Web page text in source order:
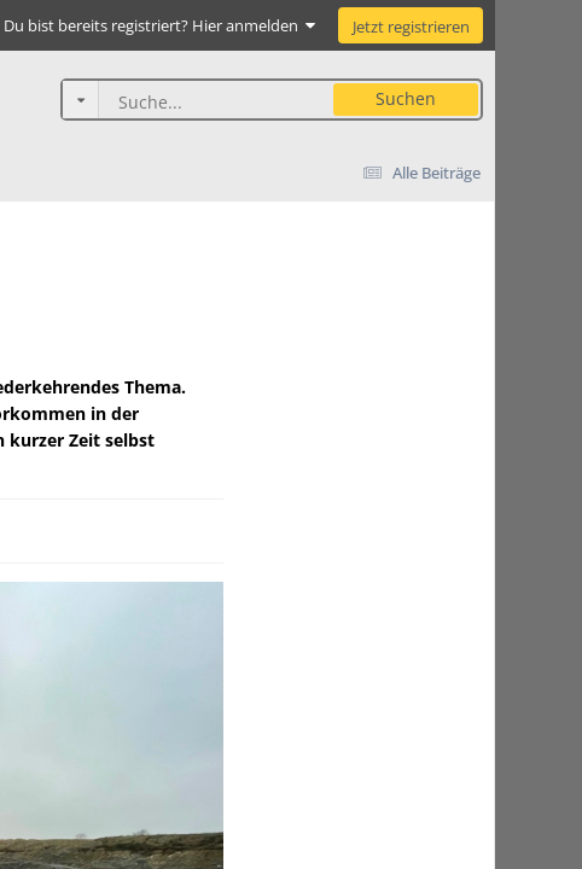
Du bist bereits registriert? Hier anmelden Jetzt registrieren
Suchen
Alle Beiträge
Thema.
in der
kurzer Zeit selbst